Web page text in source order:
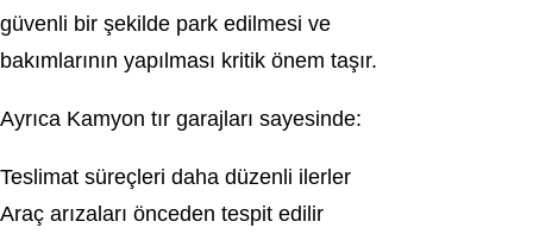
güvenli bir şekilde park edilmesi ve
bakımlarının yapılması kritik önem taşır.
Ayrıca Kamyon tır garajları sayesinde:
Teslimat süreçleri daha düzenli ilerler
Araç arızaları önceden tespit edilir